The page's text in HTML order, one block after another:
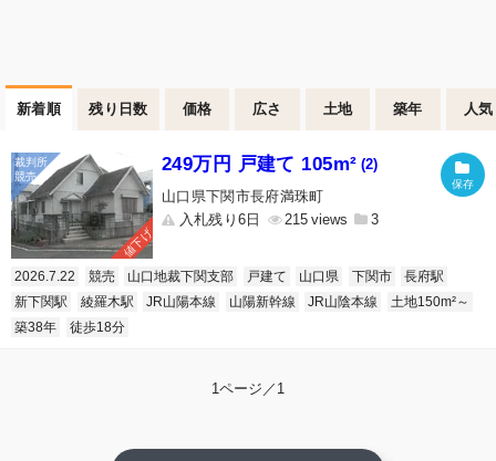
新着順 残り日数 価格 広さ 土地 築年 人気
値下げ
249万円 戸建て 105m² (2)
山口県下関市長府満珠町
入札残り6日
215 3
2026.7.22 競売 山口地裁下関支部 戸建て 山口県 下関市
長府駅
新下関駅
綾羅木駅 JR山陽本線 山陽新幹線 JR山陰本線
土地150m²～
築38年
徒歩18分
1ページ／1